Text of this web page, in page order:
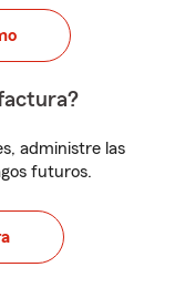
administre las
futuros.